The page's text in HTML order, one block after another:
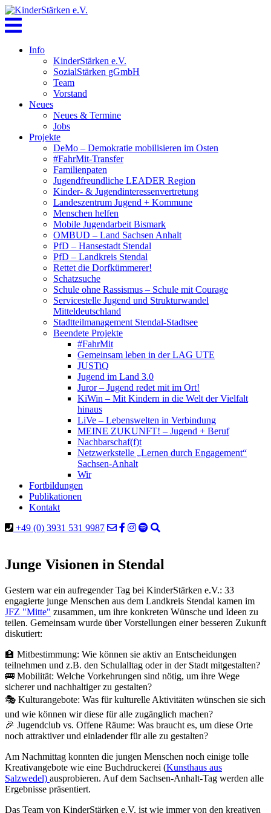
Skip
to
content
Info
KinderStärken e.V.
SozialStärken gGmbH
Team
Vorstand
Neues
Neues & Termine
Jobs
Projekte
DeMo – Demokratie mobilisieren im Osten
#FahrMit-Transfer
Familienpaten
Jugendfreundliche LEADER Region
Kinder- & Jugendinteressenvertretung
Landeszentrum Jugend + Kommune
Menschen helfen
Mobile Jugendarbeit Bismark
OMBUD – Land Sachsen Anhalt
PfD – Hansestadt Stendal
PfD – Landkreis Stendal
Rettet die Dorfkümmerer!
Schatzsuche
Schule ohne Rassismus – Schule mit Courage
Servicestelle Jugend und Strukturwandel
Mitteldeutschland
Stadtteilmanagement Stendal-Stadtsee
Beendete Projekte
#FahrMit
Gemeinsam leben in der LAG UTE
JUSTiQ
Jugend im Land 3.0
Juror – Jugend redet mit im Ort!
KiWin – Mit Kindern in die Welt der Vielfalt
hinaus
LiVe – Lebenswelten in Verbindung
MEINE ZUKUNFT! – Jugend + Beruf
Nachbarschaf(f)t
Netzwerkstelle „Lernen durch Engagement“
Sachsen-Anhalt
Wir
Fortbildungen
Publikationen
Kontakt
+49 (0) 3931 531 9987
Junge Visionen in Stendal
Gestern war ein aufregender Tag bei KinderStärken e.V.: 33
engagierte junge Menschen aus dem Landkreis Stendal kamen im
JFZ "Mitte" zusammen, um ihre konkreten Wünsche und Ideen zu
teilen. Gemeinsam wurde über Vorstellungen einer besseren Zukunft
diskutiert:
🏫 Mitbestimmung: Wie können sie aktiv an Entscheidungen
teilnehmen und z.B. den Schulalltag oder in der Stadt mitgestalten?
🚌 Mobilität: Welche Vorkehrungen sind nötig, um ihre Wege
sicherer und nachhaltiger zu gestalten?
🎭 Kulturangebote: Was für kulturelle Aktivitäten wünschen sie sich
und wie können wir diese für alle zugänglich machen?
🎉 Jugendclub vs. Offene Räume: Was braucht es, um diese Orte
noch attraktiver und einladender für alle zu gestalten?
Am Nachmittag konnten die jungen Menschen noch einige tolle
Kreativangebote wie eine Buchdruckerei (Kunsthaus aus
Salzwedel) ausprobieren. Auf dem Sachsen-Anhalt-Tag werden alle
Ergebnisse präsentiert.
Das Team von KinderStärken e.V. ist wie immer von den kreativen